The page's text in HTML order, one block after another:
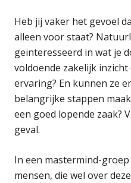
Heb jij vaker het gevoel
alleen voor staat?
geïnteresseerd in wat je
voldoende zakelijk inzicht
ervaring? En kunnen ze
belangrijke stappen
een goed lopende zaak?
geval.
In een mastermind-groep
mensen, die wel over